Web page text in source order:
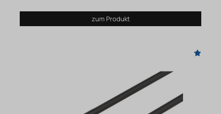
zum Produkt